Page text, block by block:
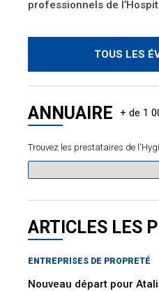
professionnels de
TOUS LES
ANNUAIRE
Trouvez les prestataires de
ARTICLES LES
ENTREPRISES DE PROPRETÉ
Nouveau départ pour